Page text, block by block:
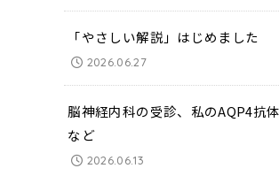
「やさしい解説」はじめました
2026.06.27
脳神経内科の受診、私のAQP4抗
など
2026.06.13